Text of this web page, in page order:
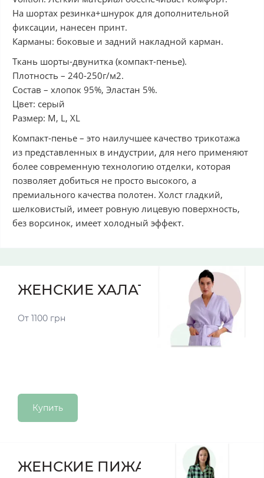
На шортах резинка+шнурок для дополнительной
фиксации, нанесен принт.
Карманы: боковые и задний накладной карман.
Ткань шорты-двунитка (компакт-пенье).
Плотность – 240-250г/м2.
Состав – хлопок 95%, Эластан 5%.
Цвет: серый
Размер: M, L, ХL
Компакт-пенье – это наилучшее качество трикотажа
из представленных в индустрии, для него применяют
более современную технологию отделки, которая
позволяет добиться не просто высокого, а
премиального качества полотен. Холст гладкий,
шелковистый, имеет ровную лицевую поверхность,
без ворсинок, имеет холодный эффект.
ЖЕНСКИЕ ХАЛАТЫ
От 1100 грн
Купить
ЖЕНСКИЕ ПИЖАМЫ